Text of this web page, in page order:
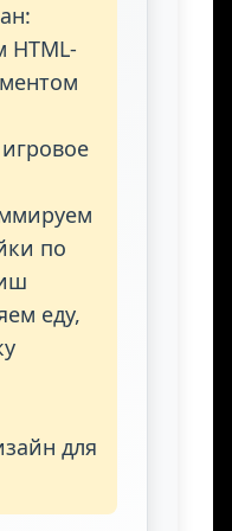
HTML-
по
еду,
для